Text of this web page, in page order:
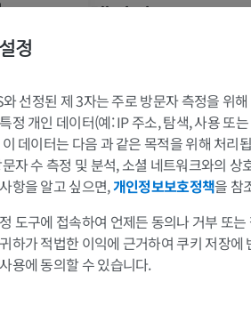
반 해부학 말 - 골학
삽화
정
선정된 제 3자는 주로 방문자 측정을 위
정 개인 데이터(예: IP 주소, 탐색, 사용 또
데이터는 다음 과 같은 목적을 위해 처리
자 수 측정 및 분석, 소셜 네트워크와의
항을 알고 싶으면,개인정보보호정책을 참
도구에 접속하여 언제든 동의나 거부 또
하가 적법한 이익에 근거하여 쿠키 저장
용에 동의할 수 있습니다.